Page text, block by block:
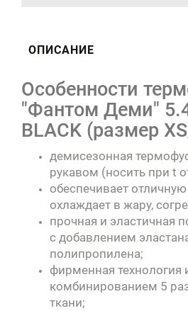
ОПИСАНИЕ
Особенности
"Фантом Деми"
BLACK (размер
демисезонная
рукавом (носить при t
обеспечивает
охлаждает в жару,
прочная и эластичная
с добавлением
полипропилена;
фирменная технология
комбинированием 5
ткани;